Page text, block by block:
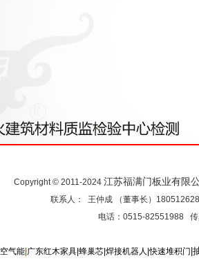
Copyright © 2011-2024 江苏福满门板业有限
联系人： 王仲成 （董事长）
电话：0515-82551988
空气能 广东红木家具 蜂巢芯 焊接机器人 |快速堆积门